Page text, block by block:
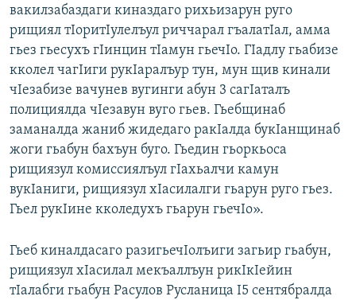
вакилзабаздаги киназдаго рихьизарун руго
рищиял тIоритIулелъул риччарал гъалатIал, амма
гьез гьесухъ гIинцин тIамун гьечIо. ГIадлу гьабизе
кколел чагIиги рукIаралъур тун, мун щив кинали
чIезабизе вачунев вугинги абун 3 сагIаталъ
полициялда чIезавун вуго гьев. Гьебщинаб
заманалда жаниб жидедаго ракIалда букIанщинаб
жоги гьабун бахъун буго. Гьедин гьоркьоса
рищиязул комиссиялъул гIахьалчи камун
вукIаниги, рищиязул хIасилалги гьарун руго гьез.
Гьел рукIине кколедухъ гьарун гьечIо».
Гьеб киналдасаго разигьечIолъиги загьир гьабун,
рищиязул хIасилал мекъаллъун рикIкIейин
тIалабги гьабун Расулов Русланица I5 сентябралда